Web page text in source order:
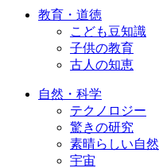
教育・道徳
こども豆知識
子供の教育
古人の知恵
自然・科学
テクノロジー
驚きの研究
素晴らしい自然
宇宙